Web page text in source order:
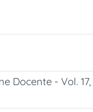
Docente - Vol.